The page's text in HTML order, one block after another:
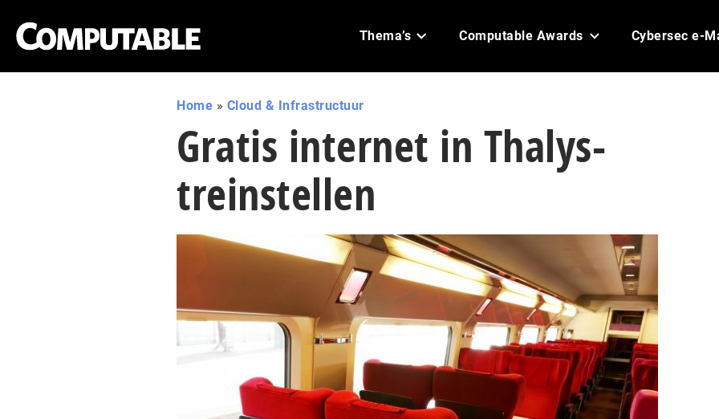
Thema’s Computable Awards Cybersec e-
Home » Cloud & Infrastructuur
Gratis internet in Thalys-
treinstellen